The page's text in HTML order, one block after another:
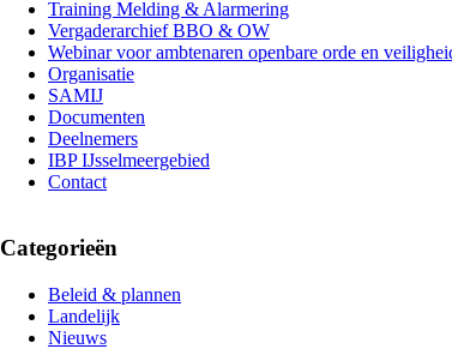
Training Melding & Alarmering
Vergaderarchief BBO & OW
Webinar voor ambtenaren openbare orde en
Organisatie
SAMIJ
Documenten
Deelnemers
IBP IJsselmeergebied
Contact
Categorieën
Beleid & plannen
Landelijk
Nieuws